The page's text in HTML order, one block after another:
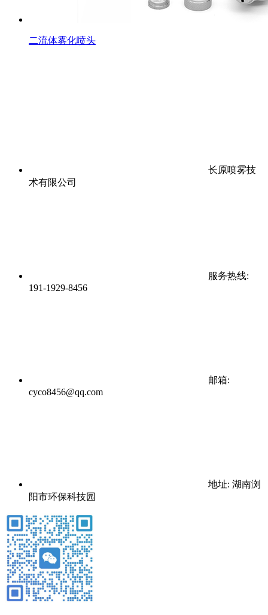
二流体雾化喷头
长原喷雾技
术有限公司
服务热线:
191-1929-8456
邮箱:
cyco8456@qq.com
地址: 湖南浏
阳市环保科技园